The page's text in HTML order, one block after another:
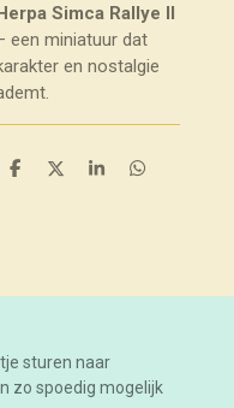
Simca Rallye II
een miniatuur dat
en nostalgie
D
D
S
D
sturen naar
zo spoedig mogelijk